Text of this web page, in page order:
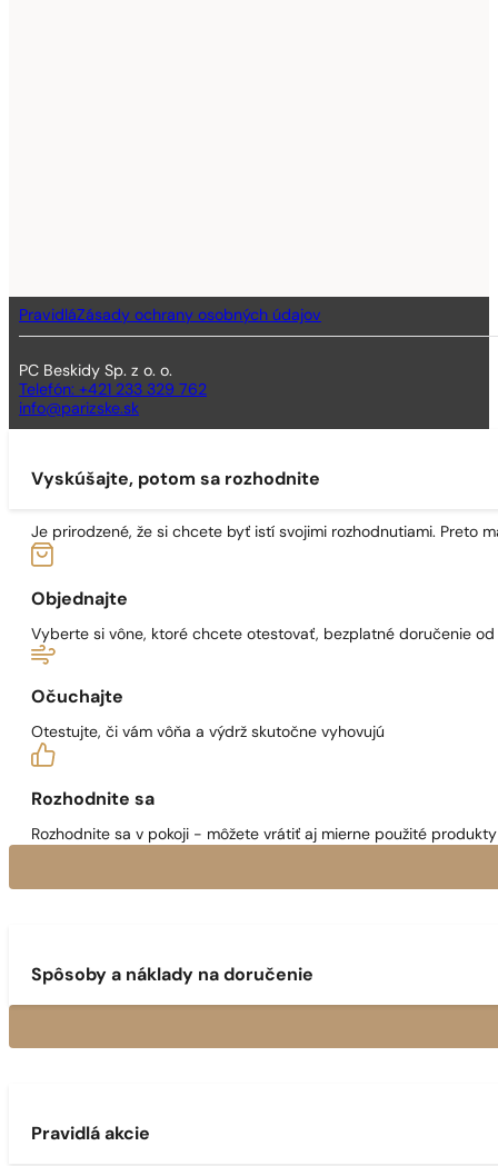
PravidláZásady ochrany osobných údajov
PC Beskidy Sp. z o. o.
Telefón: +421 233 329 762
info@parizske.sk
Vyskúšajte, potom sa rozhodnite
Je prirodzené, že si chcete byť istí svojimi rozhodnutiami. Preto
Objednajte
Vyberte si vône, ktoré chcete otestovať, bezplatné doručenie
Očuchajte
Otestujte, či vám vôňa a výdrž skutočne vyhovujú
Rozhodnite sa
Rozhodnite sa v pokoji - môžete vrátiť aj mierne použité
Spôsoby a náklady na doručenie
Pravidlá akcie